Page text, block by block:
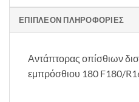
ΕΠΙΠΛΈΟΝ ΠΛΗΡΟΦΟΡΊΕΣ
Αντάπτορας οπίσθιων
εμπρόσθιου 180 F180/